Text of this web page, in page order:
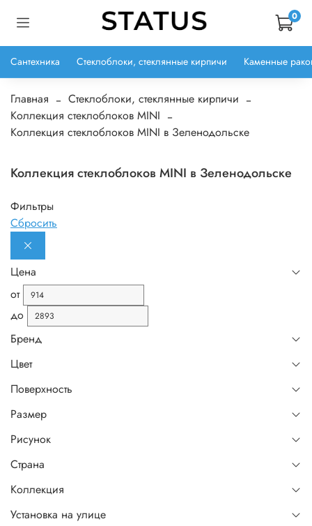
0
Сантехника Стеклоблоки, стеклянные кирпичи Каменные
Главная
Стеклоблоки, стеклянные кирпичи
Коллекция стеклоблоков MINI
Коллекция стеклоблоков MINI в Зеленодольске
Коллекция стеклоблоков MINI в Зеленодольске
Фильтры
Сбросить
Цена
от
до
Бренд
Цвет
Поверхность
Размер
Рисунок
Страна
Коллекция
Установка на улице